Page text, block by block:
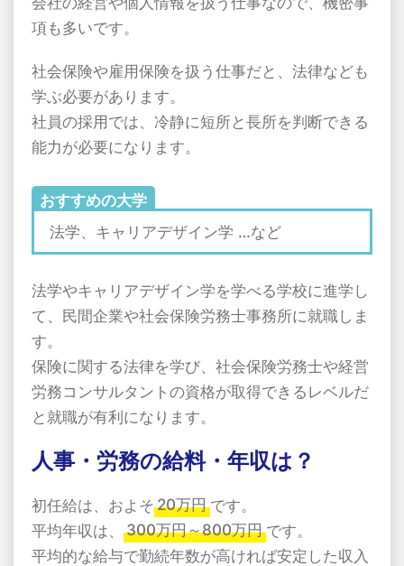
項も多いです。
社会保険や雇用保険を扱う仕事だと、法律なども
学ぶ必要があります。
社員の採用では、冷静に短所と長所を判断できる
能力が必要になります。
おすすめの大学
法学、キャリアデザイン学 …など
法学やキャリアデザイン学を学べる学校に進学し
て、民間企業や社会保険労務士事務所に就職しま
す。
保険に関する法律を学び、社会保険労務士や経営
労務コンサルタントの資格が取得できるレベルだ
と就職が有利になります。
人事・労務の給料・年収は？
初任給は、およそ 20万円です。
平均年収は、
300万円～800万円です。
平均的な給与で勤続年数が高ければ安定した収入